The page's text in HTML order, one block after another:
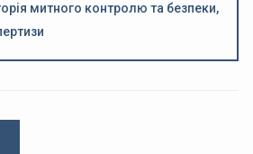
митного контролю та безпеки,